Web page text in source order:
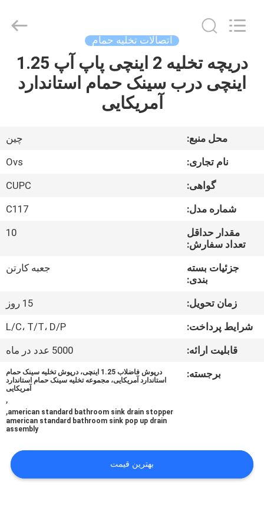
صفحه
اصلی
درباره
کارخانه
کنترل
کیفیت
موارد
Sanitary
اتصالات تخلیه حمام
دریچه تخلیه 2 اینچی پاپ آپ 1.25
اینچی درب سینک حمام استاندارد
آمریکایی
محل منبع:
چین
نام تجاری:
Ovs
گواهی:
CUPC
شماره مدل:
C117
مقدار حداقل
تعداد سفارش:
10
جزئیات بسته
بندی:
جعبه کارتن
زمان تحویل:
15 روز
شرایط پرداخت:
L/C، T/T، D/P
قابلیت ارائه:
5000 عدد در ماه
برجسته:
درپوش فاضلاب 1.25 اینچی، درپوش تخلیه سینک حمام
استاندارد آمریکایی، مجموعه تخلیه سینک حمام استاندارد
آمریکایی
,
american standard bathroom sink drain stopper
,
american standard bathroom sink pop up drain
assembly
بهترین قیمت